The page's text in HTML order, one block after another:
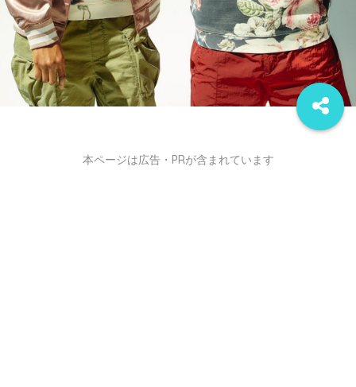
本ページは広告・PRが含まれています